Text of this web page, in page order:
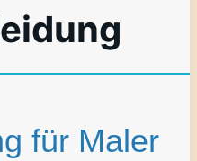
für Maler